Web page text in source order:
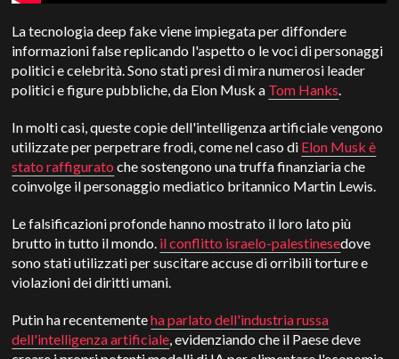
La tecnologia deep fake viene impiegata per diffondere
informazioni false replicando l'aspetto o le voci di personaggi
politici e celebrità. Sono stati presi di mira numerosi leader
politici e figure pubbliche, da Elon Musk a Tom Hanks.
In molti casi, queste copie dell'intelligenza artificiale vengono
utilizzate per perpetrare frodi, come nel caso di Elon Musk è
stato raffigurato che sostengono una truffa finanziaria che
coinvolge il personaggio mediatico britannico Martin Lewis.
Le falsificazioni profonde hanno mostrato il loro lato più
brutto in tutto il mondo. il conflitto israelo-palestinesedove
sono stati utilizzati per suscitare accuse di orribili torture e
violazioni dei diritti umani.
Putin ha recentementeha parlato dell'industria russa
dell'intelligenza artificiale, evidenziando che il Paese deve